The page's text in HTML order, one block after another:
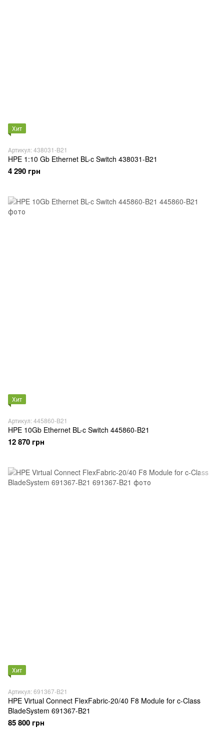
Хит
Артикул: 438031-B21
HPE 1:10 Gb Ethernet BL-c Switch 438031-B21
4 290 грн
Хит
Артикул: 445860-B21
HPE 10Gb Ethernet BL-c Switch 445860-B21
12 870 грн
Хит
Артикул: 691367-B21
HPE Virtual Connect FlexFabric-20/40 F8 Module for c-Class
BladeSystem 691367-B21
85 800 грн